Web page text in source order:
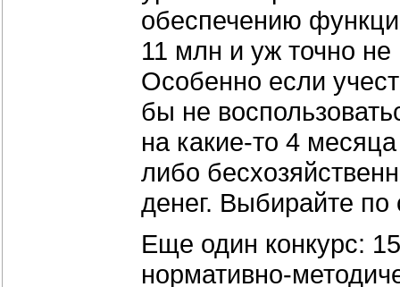
обеспечению
11 млн и уж точно
Особенно если
бы не
на какие-то 4
либо
денег. Выбирайте по
Еще один конкурс:
нормативно-